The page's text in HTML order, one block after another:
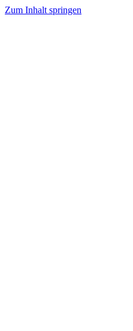
Zum Inhalt springen